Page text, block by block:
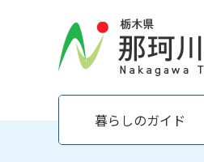
暮らしのガイド